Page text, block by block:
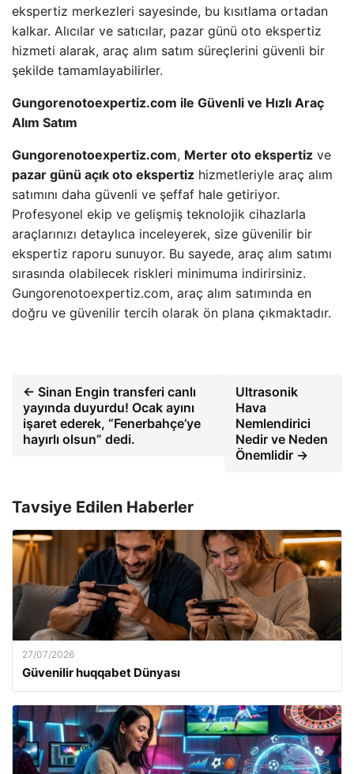
ekspertiz merkezleri sayesinde, bu kısıtlama ortadan
kalkar. Alıcılar ve satıcılar, pazar günü oto ekspertiz
hizmeti alarak, araç alım satım süreçlerini güvenli bir
şekilde tamamlayabilirler.
Gungorenotoexpertiz.com ile Güvenli ve Hızlı Araç
Alım Satım
Gungorenotoexpertiz.com, Merter oto ekspertiz ve
pazar günü açık oto ekspertiz hizmetleriyle araç alım
satımını daha güvenli ve şeffaf hale getiriyor.
Profesyonel ekip ve gelişmiş teknolojik cihazlarla
araçlarınızı detaylıca inceleyerek, size güvenilir bir
ekspertiz raporu sunuyor. Bu sayede, araç alım satımı
sırasında olabilecek riskleri minimuma indirirsiniz.
Gungorenotoexpertiz.com, araç alım satımında en
doğru ve güvenilir tercih olarak ön plana çıkmaktadır.
← Sinan Engin transferi canlı
yayında duyurdu! Ocak ayını
işaret ederek, “Fenerbahçe’ye
hayırlı olsun” dedi.
Ultrasonik
Hava
Nemlendirici
Nedir ve Neden
Önemlidir →
Tavsiye Edilen Haberler
27/07/2026
Güvenilir huqqabet Dünyası